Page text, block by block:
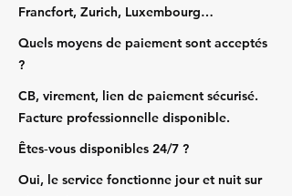
Francfort, Zurich, Luxembourg…
Quels moyens de paiement sont acceptés
?
CB, virement, lien de paiement sécurisé.
Facture professionnelle disponible.
Êtes‑vous disponibles 24/7 ?
Oui, le service fonctionne jour et nuit sur